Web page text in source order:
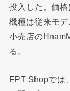
投入した。価
機種は従来モデ
小売店の
る。
FPT Shopでは